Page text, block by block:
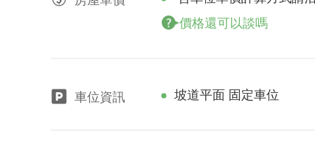
價格還可以談嗎
車位資訊 坡道平面 固定車位